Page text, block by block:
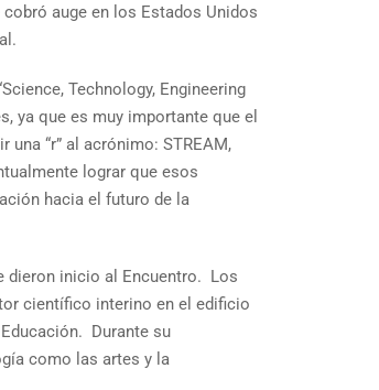
auge en los Estados Unidos
Technology, Engineering
ya que es muy importante que el
“r” al acrónimo: STREAM,
lograr que esos
hacia el futuro de la
dieron inicio al Encuentro. Los
científico interino en el edificio
Durante su
como las artes y la